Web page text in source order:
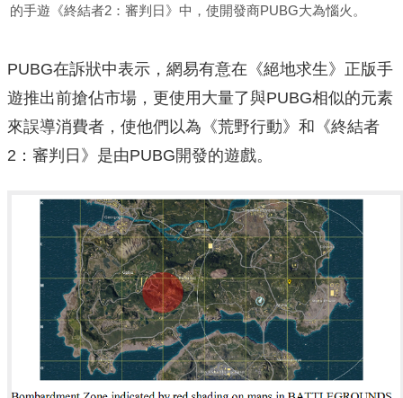
的手遊《終結者2：審判日》中，使開發商PUBG大為惱火。
PUBG在訴狀中表示，網易有意在《絕地求生》正版手
遊推出前搶佔市場，更使用大量了與PUBG相似的元素
來誤導消費者，使他們以為《荒野行動》和《終結者
2：審判日》是由PUBG開發的遊戲。